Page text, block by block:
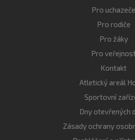
Pro uchazeče
Pro rodiče
Pro žáky
Pro
Kontakt
Atletický areál
Sportovní
Dny otevřených
Zásady ochrany